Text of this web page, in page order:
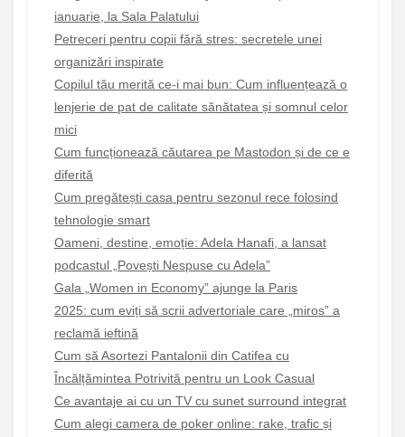
ianuarie, la Sala Palatului
Petreceri pentru copii fără stres: secretele unei
organizări inspirate
Copilul tău merită ce-i mai bun: Cum influențează o
lenjerie de pat de calitate sănătatea și somnul celor
mici
Cum funcționează căutarea pe Mastodon și de ce e
diferită
Cum pregătești casa pentru sezonul rece folosind
tehnologie smart
Oameni, destine, emoție: Adela Hanafi, a lansat
podcastul „Povești Nespuse cu Adela”
Gala „Women in Economy” ajunge la Paris
2025: cum eviți să scrii advertoriale care „miros” a
reclamă ieftină
Cum să Asortezi Pantalonii din Catifea cu
Încălțămintea Potrivită pentru un Look Casual
Ce avantaje ai cu un TV cu sunet surround integrat
Cum alegi camera de poker online: rake, trafic și